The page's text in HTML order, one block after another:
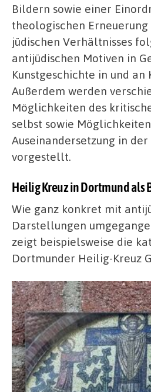
Bildern sowie einer
theologischen
jüdischen Verhältnisses
antijüdischen Motiven in
Kunstgeschichte in und an
Außerdem werden
Möglichkeiten des
selbst sowie
Auseinandersetzung in
vorgestellt.
Heilig Kreuz in Dortmund als
Wie ganz konkret mit
Darstellungen
zeigt beispielsweise die
Dortmunder Heilig-Kreuz